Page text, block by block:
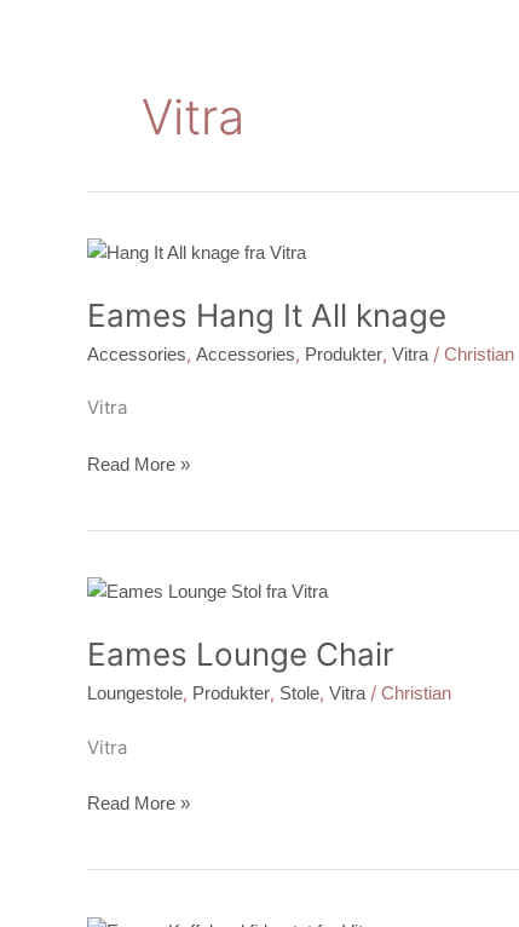
Vitra
Eames Hang It All knage
Accessories, Accessories, Produkter, Vitra/ Christian
Vitra
Eames
It
knage
Read More »
Eames Lounge Chair
Loungestole, Produkter, Stole, Vitra/ Christian
Vitra
Eames
Chair
Read More »